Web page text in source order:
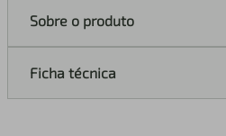
Sobre o produto
Ficha técnica